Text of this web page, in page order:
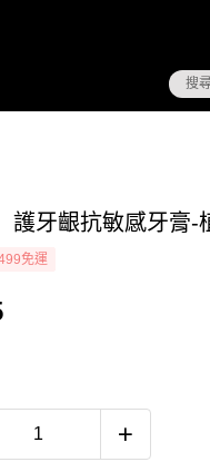
護牙齦抗敏感牙膏-
免運